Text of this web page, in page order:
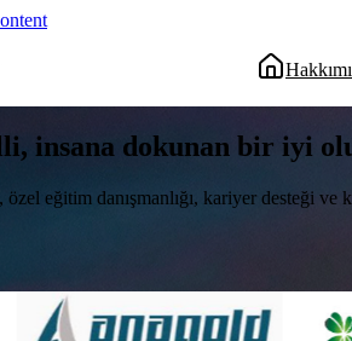
insana dokunan bir iyi
eğitim danışmanlığı, kariyer desteği ve